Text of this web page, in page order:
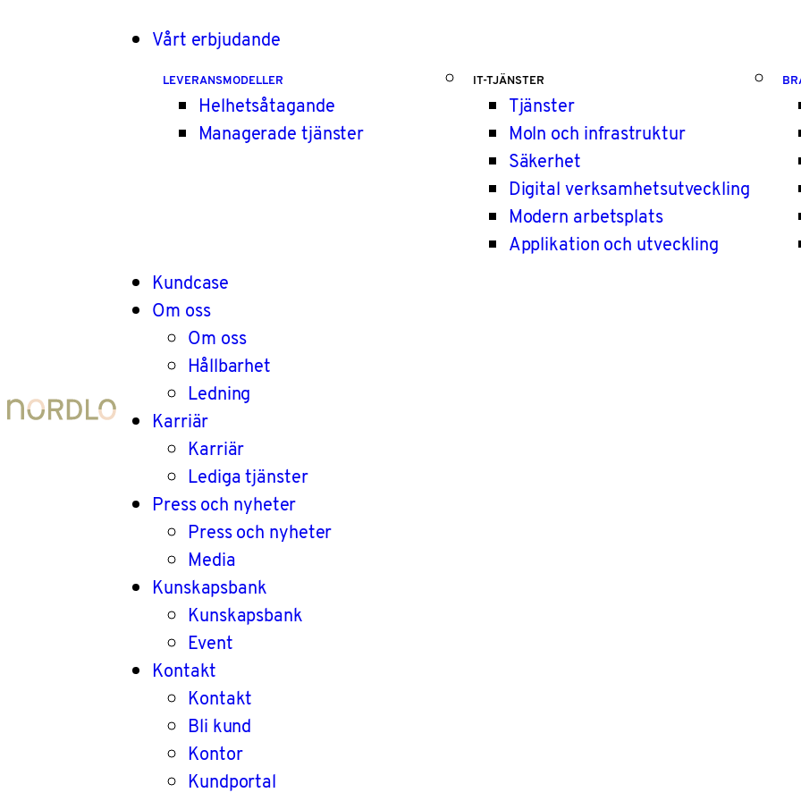
Vårt erbjudande
LEVERANSMODELLER
Helhetsåtagande
Managerade tjänster
IT-TJÄNSTER
Tjänster
Moln och infrastruktur
Säkerhet
Digital verksamhetsutveckling
Modern arbetsplats
Applikation och utveckling
Kundcase
Om oss
Om oss
Hållbarhet
Ledning
Karriär
Karriär
Lediga tjänster
Press och nyheter
Press och nyheter
Media
Kunskapsbank
Kunskapsbank
Event
Kontakt
Kontakt
Bli kund
Kontor
Kundportal